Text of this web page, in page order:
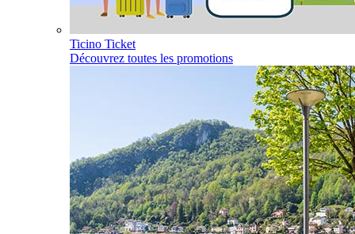
Ticino Ticket
Découvrez toutes les promotions